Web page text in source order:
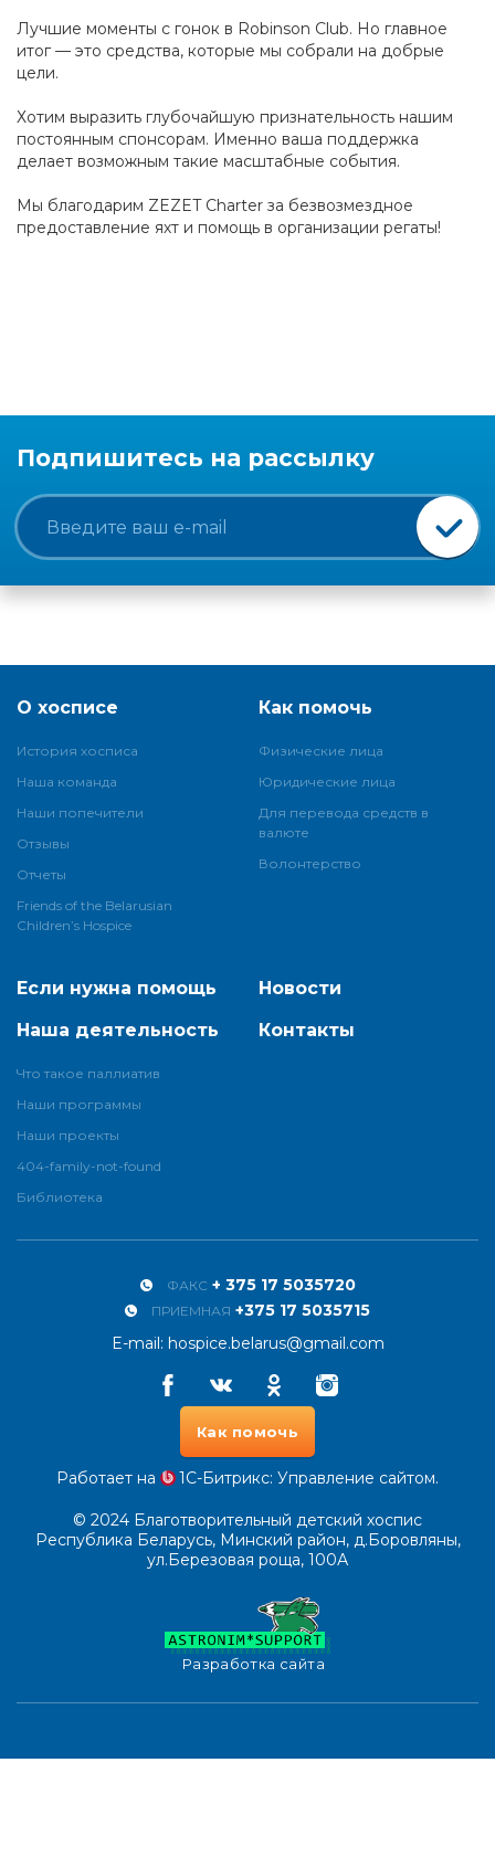
Лучшие моменты с гонок в Robinson Club. Но главное
итог — это средства, которые мы собрали на добрые
цели.
Хотим выразить глубочайшую признательность нашим
постоянным спонсорам. Именно ваша поддержка
делает возможным такие масштабные события.
Мы благодарим ZEZET Charter за безвозмездное
предоставление яхт и помощь в организации регаты!
Подпишитесь на рассылку
О хосписе
История хосписа
Наша команда
Наши попечители
Отзывы
Отчеты
Friends of the Belarusian
Children’s Hospice
Как помочь
Физические лица
Юридические лица
Для перевода средств в
валюте
Волонтерство
Если нужна помощь
Наша деятельность
Что такое паллиатив
Наши программы
Наши проекты
404-family-not-found
Библиотека
Новости
Контакты
ФАКС + 375 17 5035720
ПРИЕМНАЯ +375 17 5035715
E-mail: hospice.belarus@gmail.com
FacebookVkontakteOdnoklassnikiInstagram
Как помочь
Работает на 1С-Битрикс: Управление сайтом.
© 2024 Благотворительный детский хоспис
Республика Беларусь, Минский район, д.Боровляны,
ул.Березовая роща, 100А
Разработка сайта